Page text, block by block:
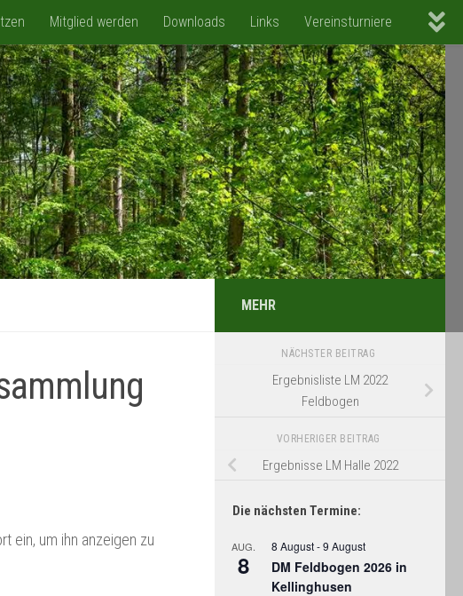
Mitglied werden Downloads Links Vereinsturniere
ein, um ihn anzeigen zu
MEHR
NÄCHSTER BEITRAG
Ergebnisliste LM 2022
Feldbogen
VORHERIGER BEITRAG
Ergebnisse LM Halle 2022
Die nächsten Termine:
AUG.
8
8 August-9 August
DM Feldbogen 2026 in
Kellinghusen